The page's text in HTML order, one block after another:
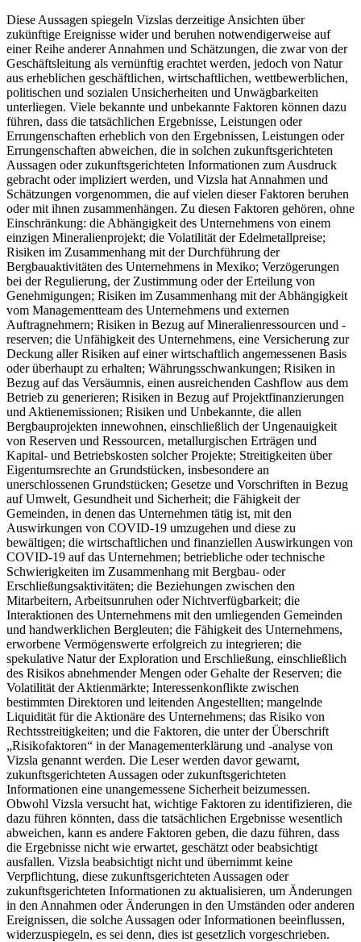
Diese Aussagen spiegeln Vizslas derzeitige Ansichten über
zukünftige Ereignisse wider und beruhen notwendigerweise auf
einer Reihe anderer Annahmen und Schätzungen, die zwar von der
Geschäftsleitung als vernünftig erachtet werden, jedoch von Natur
aus erheblichen geschäftlichen, wirtschaftlichen, wettbewerblichen,
politischen und sozialen Unsicherheiten und Unwägbarkeiten
unterliegen. Viele bekannte und unbekannte Faktoren können dazu
führen, dass die tatsächlichen Ergebnisse, Leistungen oder
Errungenschaften erheblich von den Ergebnissen, Leistungen oder
Errungenschaften abweichen, die in solchen zukunftsgerichteten
Aussagen oder zukunftsgerichteten Informationen zum Ausdruck
gebracht oder impliziert werden, und Vizsla hat Annahmen und
Schätzungen vorgenommen, die auf vielen dieser Faktoren beruhen
oder mit ihnen zusammenhängen. Zu diesen Faktoren gehören, ohne
Einschränkung: die Abhängigkeit des Unternehmens von einem
einzigen Mineralienprojekt; die Volatilität der Edelmetallpreise;
Risiken im Zusammenhang mit der Durchführung der
Bergbauaktivitäten des Unternehmens in Mexiko; Verzögerungen
bei der Regulierung, der Zustimmung oder der Erteilung von
Genehmigungen; Risiken im Zusammenhang mit der Abhängigkeit
vom Managementteam des Unternehmens und externen
Auftragnehmern; Risiken in Bezug auf Mineralienressourcen und -
reserven; die Unfähigkeit des Unternehmens, eine Versicherung zur
Deckung aller Risiken auf einer wirtschaftlich angemessenen Basis
oder überhaupt zu erhalten; Währungsschwankungen; Risiken in
Bezug auf das Versäumnis, einen ausreichenden Cashflow aus dem
Betrieb zu generieren; Risiken in Bezug auf Projektfinanzierungen
und Aktienemissionen; Risiken und Unbekannte, die allen
Bergbauprojekten innewohnen, einschließlich der Ungenauigkeit
von Reserven und Ressourcen, metallurgischen Erträgen und
Kapital- und Betriebskosten solcher Projekte; Streitigkeiten über
Eigentumsrechte an Grundstücken, insbesondere an
unerschlossenen Grundstücken; Gesetze und Vorschriften in Bezug
auf Umwelt, Gesundheit und Sicherheit; die Fähigkeit der
Gemeinden, in denen das Unternehmen tätig ist, mit den
Auswirkungen von COVID-19 umzugehen und diese zu
bewältigen; die wirtschaftlichen und finanziellen Auswirkungen von
COVID-19 auf das Unternehmen; betriebliche oder technische
Schwierigkeiten im Zusammenhang mit Bergbau- oder
Erschließungsaktivitäten; die Beziehungen zwischen den
Mitarbeitern, Arbeitsunruhen oder Nichtverfügbarkeit; die
Interaktionen des Unternehmens mit den umliegenden Gemeinden
und handwerklichen Bergleuten; die Fähigkeit des Unternehmens,
erworbene Vermögenswerte erfolgreich zu integrieren; die
spekulative Natur der Exploration und Erschließung, einschließlich
des Risikos abnehmender Mengen oder Gehalte der Reserven; die
Volatilität der Aktienmärkte; Interessenkonflikte zwischen
bestimmten Direktoren und leitenden Angestellten; mangelnde
Liquidität für die Aktionäre des Unternehmens; das Risiko von
Rechtsstreitigkeiten; und die Faktoren, die unter der Überschrift
„Risikofaktoren“ in der Managementerklärung und -analyse von
Vizsla genannt werden. Die Leser werden davor gewarnt,
zukunftsgerichteten Aussagen oder zukunftsgerichteten
Informationen eine unangemessene Sicherheit beizumessen.
Obwohl Vizsla versucht hat, wichtige Faktoren zu identifizieren, die
dazu führen könnten, dass die tatsächlichen Ergebnisse wesentlich
abweichen, kann es andere Faktoren geben, die dazu führen, dass
die Ergebnisse nicht wie erwartet, geschätzt oder beabsichtigt
ausfallen. Vizsla beabsichtigt nicht und übernimmt keine
Verpflichtung, diese zukunftsgerichteten Aussagen oder
zukunftsgerichteten Informationen zu aktualisieren, um Änderungen
in den Annahmen oder Änderungen in den Umständen oder anderen
Ereignissen, die solche Aussagen oder Informationen beeinflussen,
widerzuspiegeln, es sei denn, dies ist gesetzlich vorgeschrieben.